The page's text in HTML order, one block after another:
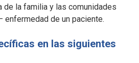
de la familia y las comunidades
enfermedad de un paciente.
en las siguientes